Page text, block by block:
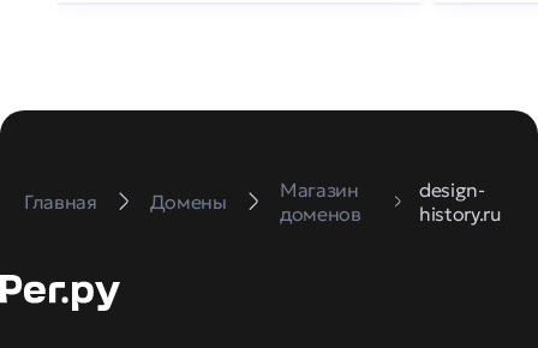
Главная Домены
Магазин
доменов
design-
history.ru